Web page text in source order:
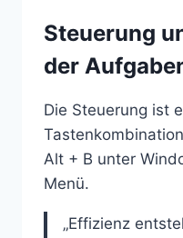
Steuerung
der
Die Steuerung ist
Alt + B unter
Menü.
„Effizienz